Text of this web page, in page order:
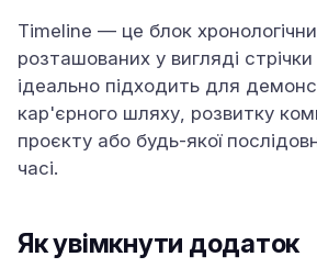
Timeline — це блок
розташованих у вигляді стрічки
ідеально підходить для
кар'єрного шляху, розвитку
проєкту або будь-якої
часі.
Як увімкнути додаток